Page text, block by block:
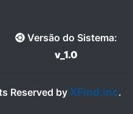
Versão do Sistema:
v_1.0
Reserved by XFind.inc.